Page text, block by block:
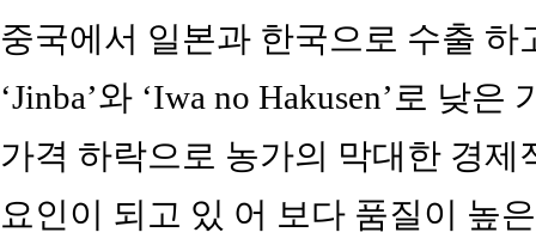
중국에서 일본과 한국으로 수출
‘Jinba’와 ‘Iwa no Hakusen’로 낮
가격 하락으로 농가의 막대한 경
요인이 되고 있 어 보다 품질이 높